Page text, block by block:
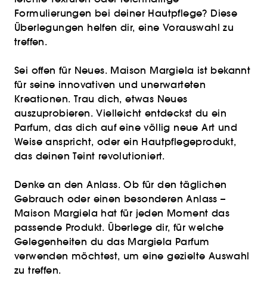
Formulierungen bei deiner Hautpflege? Diese
Überlegungen helfen dir, eine Vorauswahl zu
treffen.
Sei offen für Neues. Maison Margiela ist bekannt
für seine innovativen und unerwarteten
Kreationen. Trau dich, etwas Neues
auszuprobieren. Vielleicht entdeckst du ein
Parfum, das dich auf eine völlig neue Art und
Weise anspricht, oder ein Hautpflegeprodukt,
das deinen Teint revolutioniert.
Denke an den Anlass. Ob für den täglichen
Gebrauch oder einen besonderen Anlass –
Maison Margiela hat für jeden Moment das
passende Produkt. Überlege dir, für welche
Gelegenheiten du das Margiela Parfum
verwenden möchtest, um eine gezielte Auswahl
zu treffen.